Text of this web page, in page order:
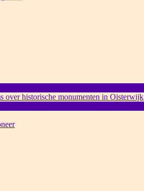
over historische monumenten in Oisterwijk